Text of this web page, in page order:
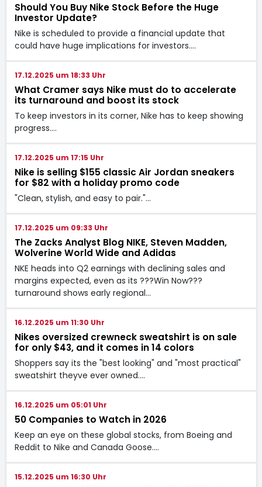
Should You Buy Nike Stock Before the Huge
Investor Update?
Nike is scheduled to provide a financial update that
could have huge implications for investors.…
17.12.2025 um 18:33 Uhr
What Cramer says Nike must do to accelerate
its turnaround and boost its stock
To keep investors in its corner, Nike has to keep showing
progress.…
17.12.2025 um 17:15 Uhr
Nike is selling $155 classic Air Jordan sneakers
for $82 with a holiday promo code
"Clean, stylish, and easy to pair."…
17.12.2025 um 09:33 Uhr
The Zacks Analyst Blog NIKE, Steven Madden,
Wolverine World Wide and Adidas
NKE heads into Q2 earnings with declining sales and
margins expected, even as its ???Win Now???
turnaround shows early regional…
16.12.2025 um 11:30 Uhr
Nikes oversized crewneck sweatshirt is on sale
for only $43, and it comes in 14 colors
Shoppers say its the "best looking" and "most practical"
sweatshirt theyve ever owned.…
16.12.2025 um 05:01 Uhr
50 Companies to Watch in 2026
Keep an eye on these global stocks, from Boeing and
Reddit to Nike and Canada Goose.…
15.12.2025 um 16:30 Uhr